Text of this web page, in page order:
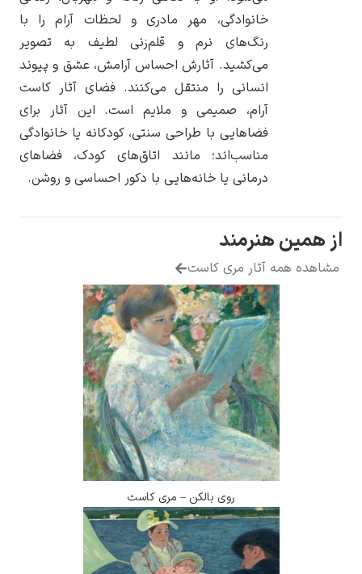
خانوادگی، مهر مادری و لحظات آرام را با
رنگ‌های نرم و قلم‌زنی لطیف به تصویر
می‌کشید. آثارش احساس آرامش، عشق و پیوند
انسانی را منتقل می‌کنند. فضای آثار کاست
آرام، صمیمی و ملایم است. این آثار برای
فضاهایی با طراحی سنتی، کودکانه یا خانوادگی
مناسب‌اند؛ مانند اتاق‌های کودک، فضاهای
درمانی یا خانه‌هایی با دکور احساسی و روشن.
هنرمند
آثار مری کاست
روی بالکن – مری کاست